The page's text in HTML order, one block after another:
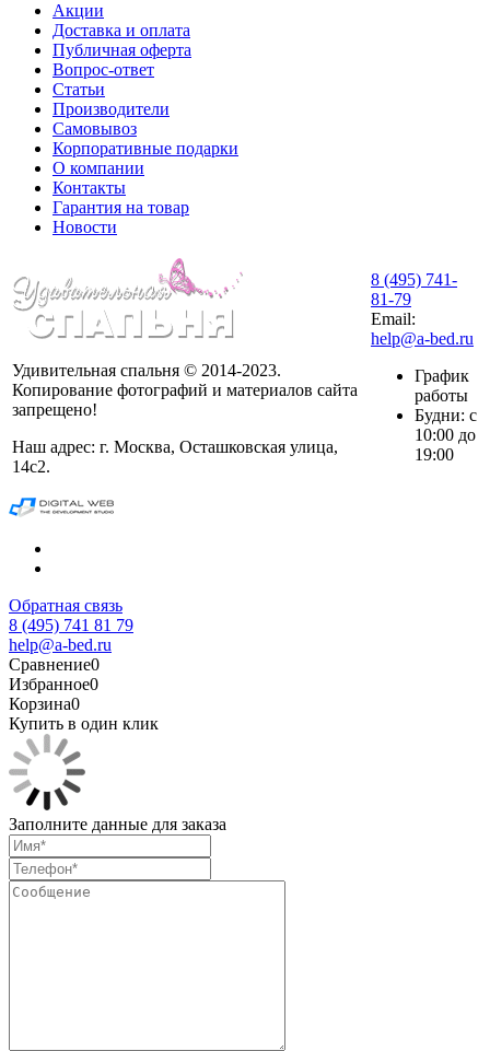
Акции
Доставка и оплата
Публичная оферта
Вопрос-ответ
Статьи
Производители
Самовывоз
Корпоративные подарки
О компании
Контакты
Гарантия на товар
Новости
Удивительная спальня © 2014-2023.
Копирование фотографий и материалов сайта
запрещено!
Наш адрес: г. Москва, Осташковская улица,
14с2.
8 (495) 741-
81-79
Email:
help@a-bed.ru
График
работы
Будни: с
10:00 до
19:00
Обратная связь
8 (495) 741 81 79
help@a-bed.ru
Сравнение0
Избранное0
Корзина0
Купить в один клик
Заполните данные для заказа